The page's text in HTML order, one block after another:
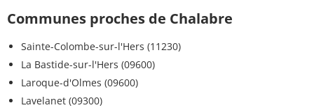
Communes proches de Chalabre
Sainte-Colombe-sur-l'Hers (11230)
La Bastide-sur-l'Hers (09600)
Laroque-d'Olmes (09600)
Lavelanet (09300)